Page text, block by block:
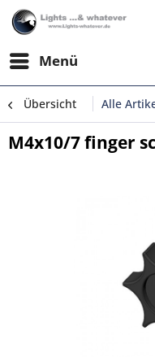
Menü
Übersicht Alle
M4x10/7 finger